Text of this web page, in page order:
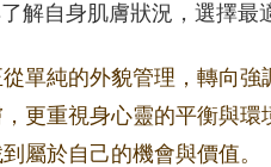
解自身肌膚狀況，選擇最
單純的外貌管理，轉向
更重視身心靈的平衡與
屬於自己的機會與價值。